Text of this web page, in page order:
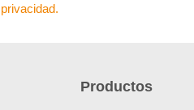
privacidad.
Productos